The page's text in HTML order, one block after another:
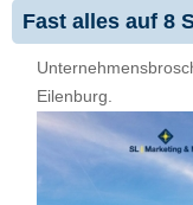
Fast alles auf 8
Eilenburg.